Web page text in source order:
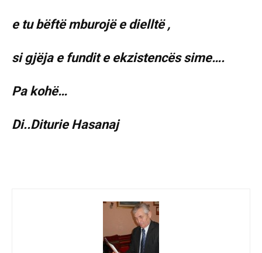
e tu bëftë mburojë e dielltë ,
si gjëja e fundit e ekzistencës sime….
Pa kohë…
Di..Diturie Hasanaj